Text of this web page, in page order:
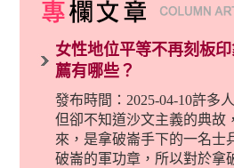
女性地位平等不再刻板
薦有哪些？
發布時間：2025-04-10許多
但卻不知道沙文主義的典故
來，是拿破崙手下的一名士
破崙的軍功章，所以對於拿